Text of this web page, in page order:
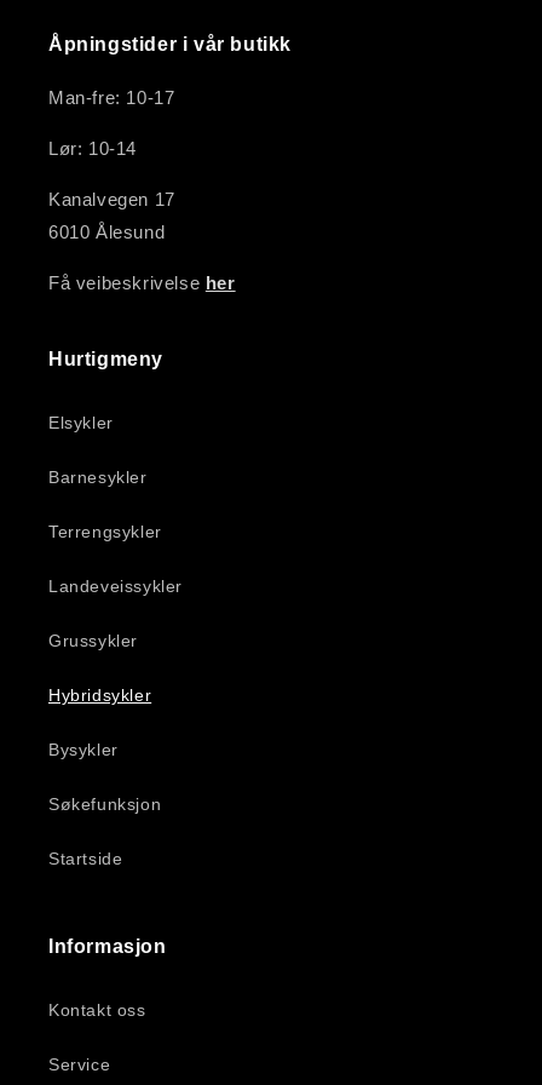
Åpningstider i vår butikk
Man-fre: 10-17
Lør: 10-14
Kanalvegen 17
6010 Ålesund
Få veibeskrivelse her
Hurtigmeny
Elsykler
Barnesykler
Terrengsykler
Landeveissykler
Grussykler
Hybridsykler
Bysykler
Søkefunksjon
Startside
Informasjon
Kontakt oss
Service